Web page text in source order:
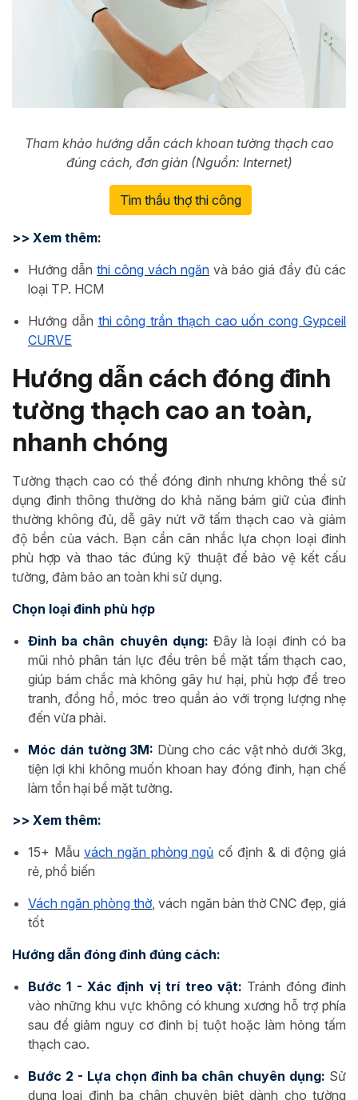
Tham khảo hướng dẫn cách khoan tường thạch cao
đúng cách, đơn giản (Nguồn: Internet)
Tìm thầu thợ thi công
>> Xem thêm:
Hướng dẫn thi công vách ngăn và báo giá đầy đủ các
loại TP. HCM
Hướng dẫn thi công trần thạch cao uốn cong Gypceil
CURVE
Hướng dẫn cách đóng đinh
tường thạch cao an toàn,
nhanh chóng
Tường thạch cao có thể đóng đinh nhưng không thể sử
dụng đinh thông thường do khả năng bám giữ của đinh
thường không đủ, dễ gây nứt vỡ tấm thạch cao và giảm
độ bền của vách. Bạn cần cân nhắc lựa chọn loại đinh
phù hợp và thao tác đúng kỹ thuật để bảo vệ kết cấu
tường, đảm bảo an toàn khi sử dụng.
Chọn loại đinh phù hợp
Đinh ba chân chuyên dụng: Đây là loại đinh có ba
mũi nhỏ phân tán lực đều trên bề mặt tấm thạch cao,
giúp bám chắc mà không gây hư hại, phù hợp để treo
tranh, đồng hồ, móc treo quần áo với trọng lượng nhẹ
đến vừa phải.
Móc dán tường 3M: Dùng cho các vật nhỏ dưới 3kg,
tiện lợi khi không muốn khoan hay đóng đinh, hạn chế
làm tổn hại bề mặt tường.
>> Xem thêm:
15+ Mẫuvách ngăn phòng ngủ cố định & di động giá
rẻ, phổ biến
Vách ngăn phòng thờ, vách ngăn bàn thờ CNC đẹp, giá
tốt
Hướng dẫn đóng đinh đúng cách:
Bước 1 - Xác định vị trí treo vật: Tránh đóng đinh
vào những khu vực không có khung xương hỗ trợ phía
sau để giảm nguy cơ đinh bị tuột hoặc làm hỏng tấm
thạch cao.
Bước 2 - Lựa chọn đinh ba chân chuyên dụng: Sử
dụng loại đinh ba chân chuyên biệt dành cho tường